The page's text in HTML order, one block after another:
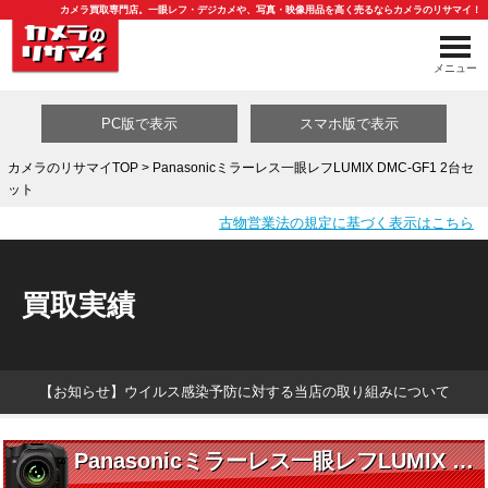
カメラ買取専門店。一眼レフ・デジカメや、写真・映像用品を高く売るならカメラのリサマイ！
メニュー
PC版で表示 スマホ版で表示
カメラのリサマイTOP> Panasonicミラーレス一眼レフLUMIX DMC-GF1 2台セ
ット
古物営業法の規定に基づく表示はこちら
買取実績
【お知らせ】ウイルス感染予防に対する当店の取り組みについて
Panasonicミラーレス一眼レフLUMIX DMC-GF1 2台セット